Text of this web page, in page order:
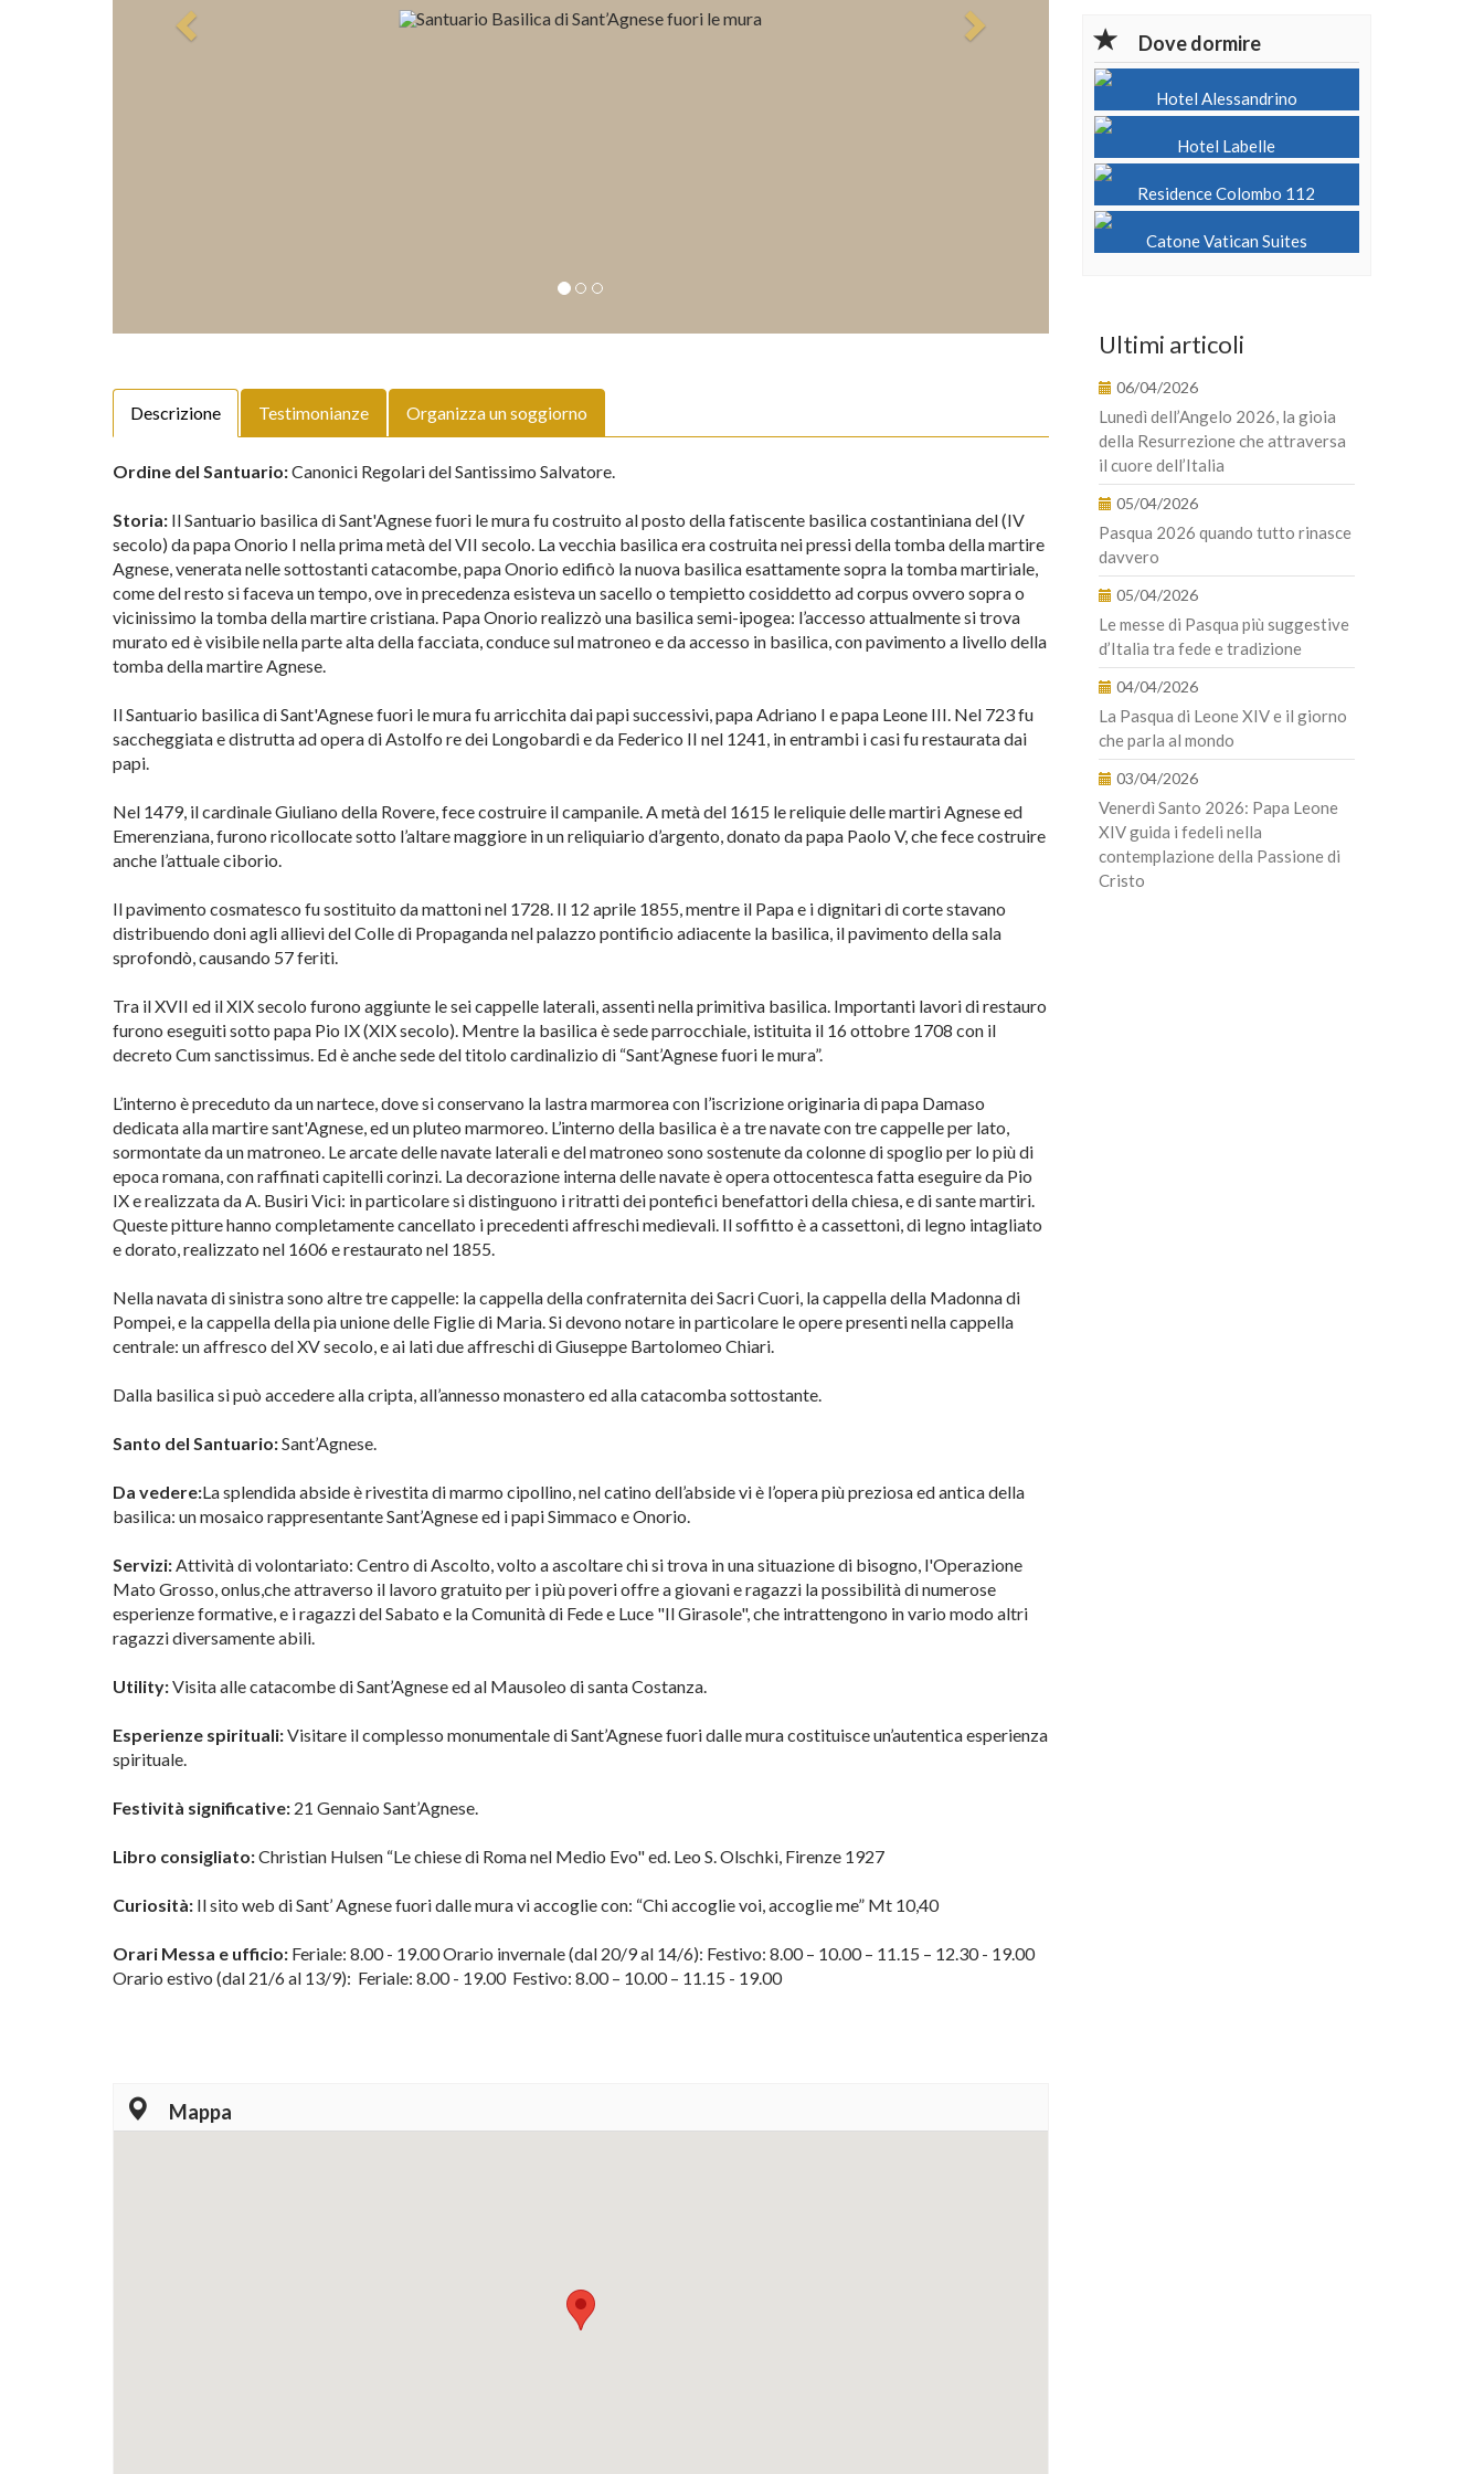
Descrizione Testimonianze Organizza un soggiorno
Ordine del Santuario:Canonici Regolari del Santissimo Salvatore.
Storia: Il Santuario basilica di Sant'Agnese fuori le mura fu costruito al posto della fatiscente basilica costantiniana del (IV
secolo) da papa Onorio I nella prima metà del VII secolo. La vecchia basilica era costruita nei pressi della tomba della martire
Agnese, venerata nelle sottostanti catacombe, papa Onorio edificò la nuova basilica esattamente sopra la tomba martiriale,
come del resto si faceva un tempo, ove in precedenza esisteva un sacello o tempietto cosiddetto ad corpus ovvero sopra o
vicinissimo la tomba della martire cristiana. Papa Onorio realizzò una basilica semi-ipogea: l’accesso attualmente si trova
murato ed è visibile nella parte alta della facciata, conduce sul matroneo e da accesso in basilica, con pavimento a livello della
tomba della martire Agnese.
Il Santuario basilica di Sant'Agnese fuori le mura fu arricchita dai papi successivi, papa Adriano I e papa Leone III. Nel 723 fu
saccheggiata e distrutta ad opera di Astolfo re dei Longobardi e da Federico II nel 1241, in entrambi i casi fu restaurata dai
papi.
Nel 1479, il cardinale Giuliano della Rovere, fece costruire il campanile. A metà del 1615 le reliquie delle martiri Agnese ed
Emerenziana, furono ricollocate sotto l’altare maggiore in un reliquiario d’argento, donato da papa Paolo V, che fece costruire
anche l’attuale ciborio.
Il pavimento cosmatesco fu sostituito da mattoni nel 1728. Il 12 aprile 1855, mentre il Papa e i dignitari di corte stavano
distribuendo doni agli allievi del Colle di Propaganda nel palazzo pontificio adiacente la basilica, il pavimento della sala
sprofondò, causando 57 feriti.
Tra il XVII ed il XIX secolo furono aggiunte le sei cappelle laterali, assenti nella primitiva basilica. Importanti lavori di restauro
furono eseguiti sotto papa Pio IX (XIX secolo). Mentre la basilica è sede parrocchiale, istituita il 16 ottobre 1708 con il
decreto Cum sanctissimus. Ed è anche sede del titolo cardinalizio di “Sant’Agnese fuori le mura”.
L’interno è preceduto da un nartece, dove si conservano la lastra marmorea con l’iscrizione originaria di papa Damaso
dedicata alla martire sant'Agnese, ed un pluteo marmoreo. L’interno della basilica è a tre navate con tre cappelle per lato,
sormontate da un matroneo. Le arcate delle navate laterali e del matroneo sono sostenute da colonne di spoglio per lo più di
epoca romana, con raffinati capitelli corinzi. La decorazione interna delle navate è opera ottocentesca fatta eseguire da Pio
IX e realizzata da A. Busiri Vici: in particolare si distinguono i ritratti dei pontefici benefattori della chiesa, e di sante martiri.
Queste pitture hanno completamente cancellato i precedenti affreschi medievali. Il soffitto è a cassettoni, di legno intagliato
e dorato, realizzato nel 1606 e restaurato nel 1855.
Nella navata di sinistra sono altre tre cappelle: la cappella della confraternita dei Sacri Cuori, la cappella della Madonna di
Pompei, e la cappella della pia unione delle Figlie di Maria. Si devono notare in particolare le opere presenti nella cappella
centrale: un affresco del XV secolo, e ai lati due affreschi di Giuseppe Bartolomeo Chiari.
Dalla basilica si può accedere alla cripta, all’annesso monastero ed alla catacomba sottostante.
Santo del Santuario:Sant’Agnese.
Da vedere:La splendida abside è rivestita di marmo cipollino, nel catino dell’abside vi è l’opera più preziosa ed antica della
basilica: un mosaico rappresentante Sant’Agnese ed i papi Simmaco e Onorio.
Servizi:Attività di volontariato: Centro di Ascolto, volto a ascoltare chi si trova in una situazione di bisogno, l'Operazione
Mato Grosso, onlus,che attraverso il lavoro gratuito per i più poveri offre a giovani e ragazzi la possibilità di numerose
esperienze formative, e i ragazzi del Sabato e la Comunità di Fede e Luce "Il Girasole", che intrattengono in vario modo altri
ragazzi diversamente abili.
Utility:Visita alle catacombe di Sant’Agnese ed al Mausoleo di santa Costanza.
Esperienze spirituali:Visitare il complesso monumentale di Sant’Agnese fuori dalle mura costituisce un’autentica esperienza
spirituale.
Festività significative: 21 Gennaio Sant’Agnese.
Libro consigliato:Christian Hulsen “Le chiese di Roma nel Medio Evo" ed. Leo S. Olschki, Firenze 1927
Curiosità: Il sito web di Sant’ Agnese fuori dalle mura vi accoglie con: “Chi accoglie voi, accoglie me” Mt 10,40
Orari Messa e ufficio: Feriale: 8.00 - 19.00 Orario invernale (dal 20/9 al 14/6): Festivo: 8.00 – 10.00 – 11.15 – 12.30 - 19.00
Orario estivo (dal 21/6 al 13/9): Feriale: 8.00 - 19.00 Festivo: 8.00 – 10.00 – 11.15 - 19.00
Mappa
Dove dormire
Hotel Alessandrino
Hotel Labelle
Residence Colombo 112
Catone Vatican Suites
Ultimi articoli
06/04/2026
Lunedì dell’Angelo 2026, la gioia
della Resurrezione che attraversa
il cuore dell’Italia
05/04/2026
Pasqua 2026 quando tutto rinasce
davvero
05/04/2026
Le messe di Pasqua più suggestive
d’Italia tra fede e tradizione
04/04/2026
La Pasqua di Leone XIV e il giorno
che parla al mondo
03/04/2026
Venerdì Santo 2026: Papa Leone
XIV guida i fedeli nella
contemplazione della Passione di
Cristo